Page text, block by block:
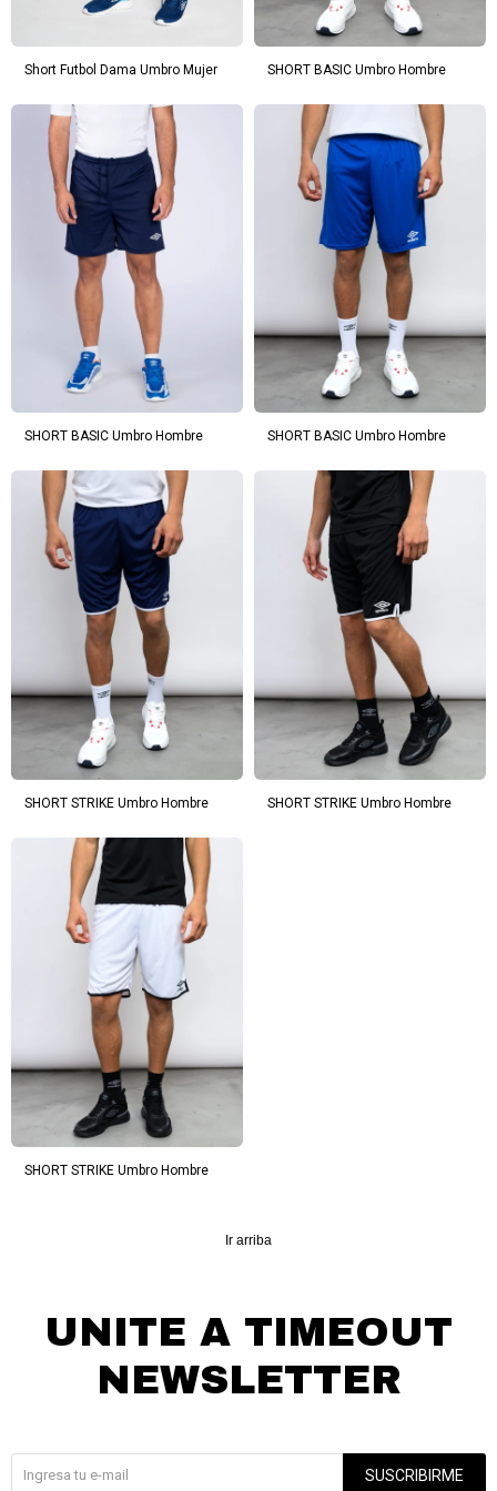
Short Futbol Dama Umbro Mujer SHORT BASIC Umbro Hombre
SHORT BASIC Umbro Hombre SHORT BASIC Umbro Hombre
SHORT STRIKE Umbro Hombre SHORT STRIKE Umbro Hombre
SHORT STRIKE Umbro Hombre
Ir arriba
UNITE A TIMEOUT
NEWSLETTER
SUSCRIBIRME
Elegí tus productos preferidos
preguntas@pagodespues.com.uy